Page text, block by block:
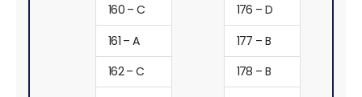
160 – C
161 – A
162 – C
176 – D
177 – B
178 – B